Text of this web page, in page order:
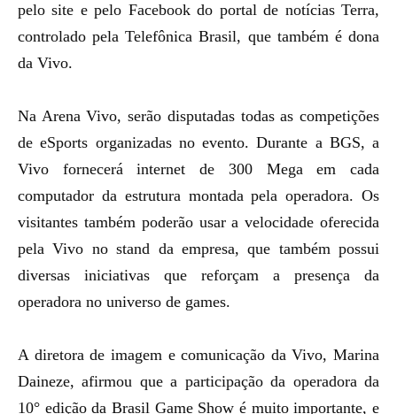
pelo site e pelo Facebook do portal de notícias Terra,
controlado pela Telefônica Brasil, que também é dona
da Vivo.
Na Arena Vivo, serão disputadas todas as competições
de eSports organizadas no evento. Durante a BGS, a
Vivo fornecerá internet de 300 Mega em cada
computador da estrutura montada pela operadora. Os
visitantes também poderão usar a velocidade oferecida
pela Vivo no stand da empresa, que também possui
diversas iniciativas que reforçam a presença da
operadora no universo de games.
A diretora de imagem e comunicação daVivo, Marina
Daineze, afirmou que a participação da operadora da
10° edição da Brasil Game Show é muito importante, e